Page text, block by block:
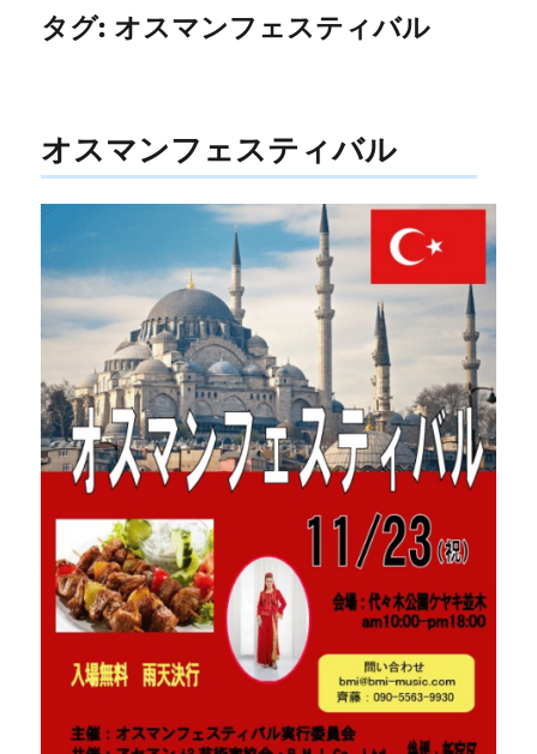
タグ: オスマンフェスティバル
オスマンフェスティバル